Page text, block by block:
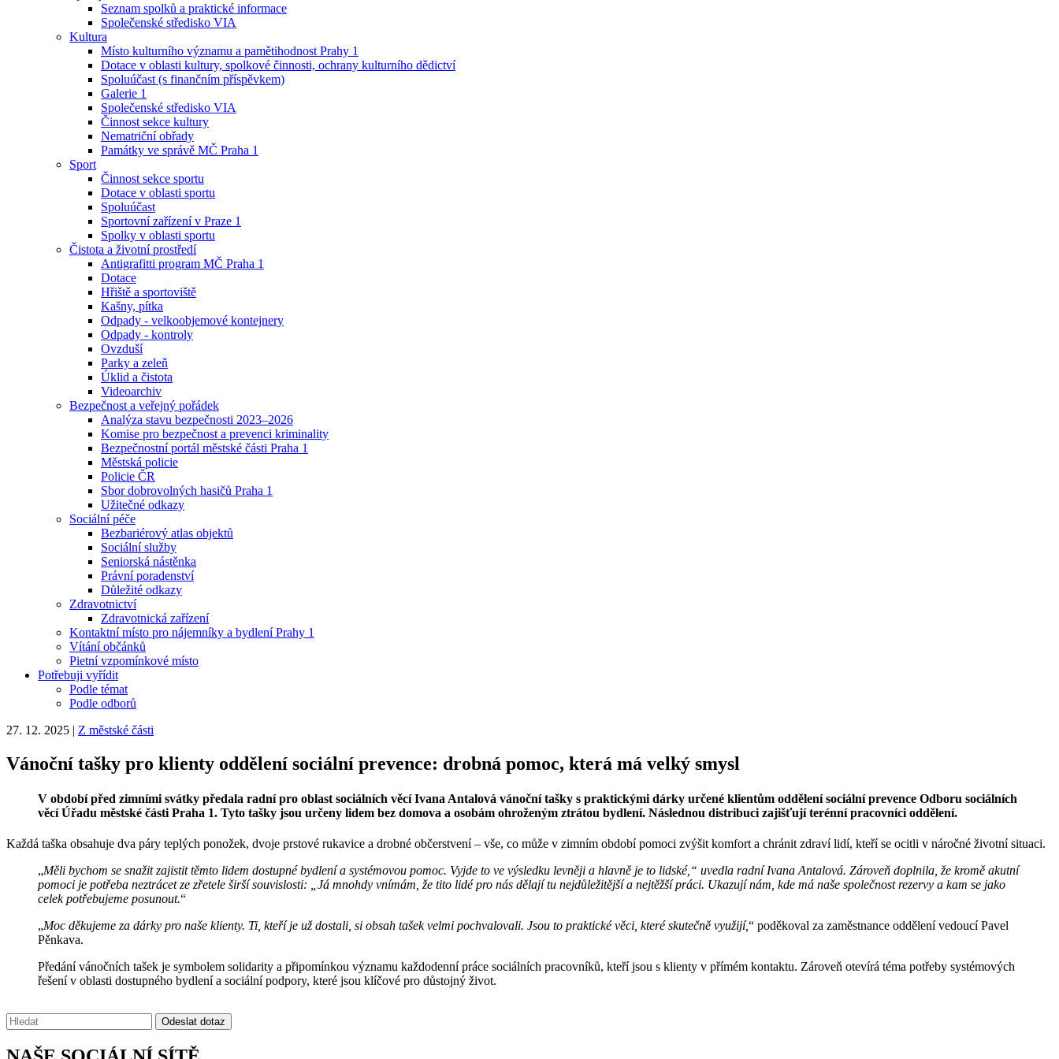
Seznam spolků a praktické informace
Společenské středisko VIA
Kultura
Místo kulturního významu a pamětihodnost Prahy 1
Dotace v oblasti kultury, spolkové činnosti, ochrany kulturního dědictví
Spoluúčast (s finančním příspěvkem)
Galerie 1
Společenské středisko VIA
Činnost sekce kultury
Nematriční obřady
Památky ve správě MČ Praha 1
Sport
Činnost sekce sportu
Dotace v oblasti sportu
Spoluúčast
Sportovní zařízení v Praze 1
Spolky v oblasti sportu
Čistota a životní prostředí
Antigrafitti program MČ Praha 1
Dotace
Hřiště a sportoviště
Kašny, pítka
Odpady - velkoobjemové kontejnery
Odpady - kontroly
Ovzduší
Parky a zeleň
Úklid a čistota
Videoarchiv
Bezpečnost a veřejný pořádek
Analýza stavu bezpečnosti 2023–2026
Komise pro bezpečnost a prevenci kriminality
Bezpečnostní portál městské části Praha 1
Městská policie
Policie ČR
Sbor dobrovolných hasičů Praha 1
Užitečné odkazy
Sociální péče
Bezbariérový atlas objektů
Sociální služby
Seniorská nástěnka
Právní poradenství
Důležité odkazy
Zdravotnictví
Zdravotnická zařízení
Kontaktní místo pro nájemníky a bydlení Prahy 1
Vítání občánků
Pietní vzpomínkové místo
Potřebuji vyřídit
Podle témat
Podle odborů
27. 12. 2025 | Z městské části
Vánoční tašky pro klienty oddělení sociální prevence: drobná pomoc, která má velký smysl
V období před zimními svátky předala radní pro oblast sociálních věcí Ivana Antalová vánoční tašky s praktickými dárky určené klientům oddělení sociální prevence Odboru sociálních
věcí Úřadu městské části Praha 1. Tyto tašky jsou určeny lidem bez domova a osobám ohroženým ztrátou bydlení. Následnou distribuci zajišťují terénní pracovníci oddělení.
Každá taška obsahuje dva páry teplých ponožek, dvoje prstové rukavice a drobné občerstvení – vše, co může v zimním období pomoci zvýšit komfort a chránit zdraví lidí, kteří se ocitli v náročné životní situaci.
„Měli bychom se snažit zajistit těmto lidem dostupné bydlení a systémovou pomoc. Vyjde to ve výsledku levněji a hlavně je to lidské,“ uvedla radní Ivana Antalová. Zároveň doplnila, že kromě akutní
pomoci je potřeba neztrácet ze zřetele širší souvislosti: „Já mnohdy vnímám, že tito lidé pro nás dělají tu nejdůležitější a nejtěžší práci. Ukazují nám, kde má naše společnost rezervy a kam se jako
celek potřebujeme posunout.“
„Moc děkujeme za dárky pro naše klienty. Ti, kteří je už dostali, si obsah tašek velmi pochvalovali. Jsou to praktické věci, které skutečně využijí,“ poděkoval za zaměstnance oddělení vedoucí Pavel
Pěnkava.
Předání vánočních tašek je symbolem solidarity a připomínkou významu každodenní práce sociálních pracovníků, kteří jsou s klienty v přímém kontaktu. Zároveň otevírá téma potřeby systémových
řešení v oblasti dostupného bydlení a sociální podpory, které jsou klíčové pro důstojný život.
Vyhledávání: Odeslat dotaz